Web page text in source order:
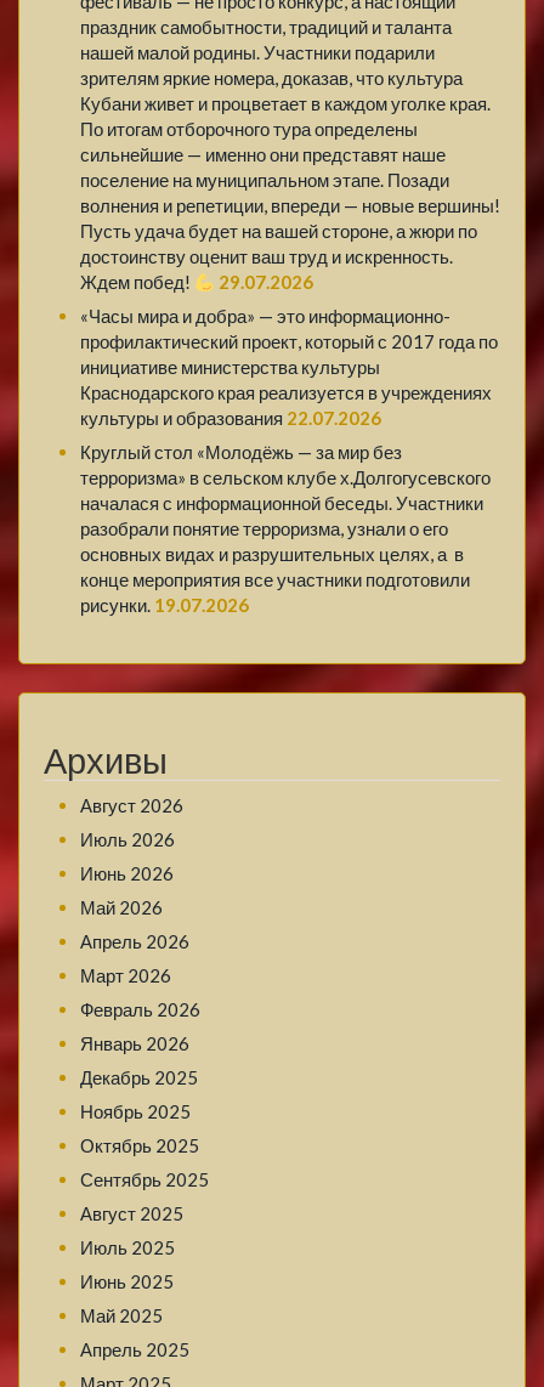
праздник самобытности, традиций и таланта
нашей малой родины. Участники подарили
зрителям яркие номера, доказав, что культура
Кубани живет и процветает в каждом уголке края.
По итогам отборочного тура определены
сильнейшие — именно они представят наше
поселение на муниципальном этапе. Позади
волнения и репетиции, впереди — новые вершины!
Пусть удача будет на вашей стороне, а жюри по
достоинству оценит ваш труд и искренность.
Ждем побед!
29.07.2026
«Часы мира и добра» — это информационно-
профилактический проект, который с 2017 года по
инициативе министерства культуры
Краснодарского края реализуется в учреждениях
культуры и образования 22.07.2026
Круглый стол «Молодёжь — за мир без
терроризма» в сельском клубе х.Долгогусевского
началася с информационной беседы. Участники
разобрали понятие терроризма, узнали о его
основных видах и разрушительных целях, а в
конце мероприятия все участники подготовили
рисунки. 19.07.2026
Архивы
Август 2026
Июль 2026
Июнь 2026
Май 2026
Апрель 2026
Март 2026
Февраль 2026
Январь 2026
Декабрь 2025
Ноябрь 2025
Октябрь 2025
Сентябрь 2025
Август 2025
Июль 2025
Июнь 2025
Май 2025
Апрель 2025